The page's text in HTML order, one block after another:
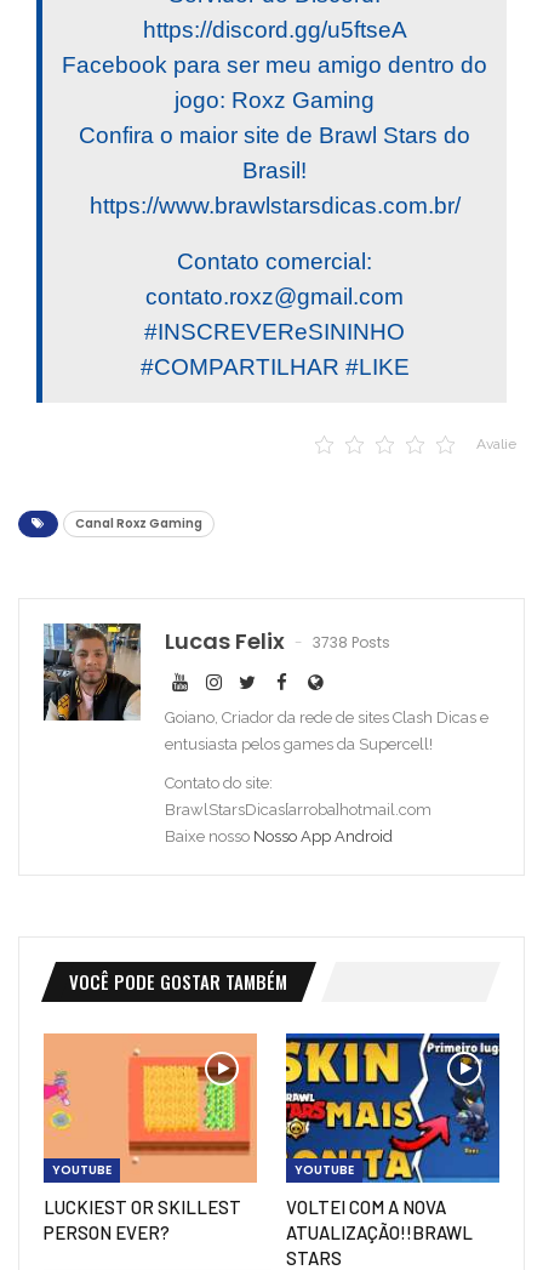
https://discord.gg/u5ftseA
Facebook para ser meu amigo dentro do
jogo: Roxz Gaming
Confira o maior site de Brawl Stars do
Brasil!
https://www.brawlstarsdicas.com.br/
Contato comercial:
contato.roxz@gmail.com
#INSCREVEReSININHO
#COMPARTILHAR #LIKE
Avalie
Canal Roxz Gaming
Lucas Felix 3738 Posts
Goiano, Criador da rede de sites Clash Dicas e
entusiasta pelos games da Supercell!
Contato do site:
BrawlStarsDicas[arroba]hotmail.com
Baixe nosso Nosso App Android
VOCÊ PODE GOSTAR TAMBÉM
YOUTUBE
LUCKIEST OR SKILLEST
PERSON EVER?
YOUTUBE
VOLTEI COM A NOVA
ATUALIZAÇÃO!!BRAWL
STARS